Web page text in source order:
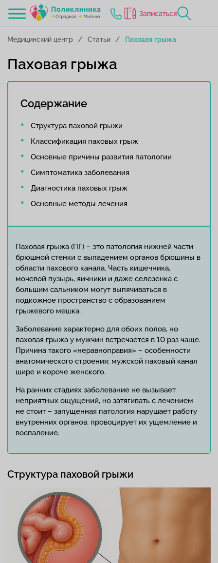
Записаться
Медицинский центр Статьи Паховая грыжа
Паховая грыжа
Содержание
Структура паховой грыжи
Классификация паховых грыж
Основные причины развития патологии
Симптоматика заболевания
Диагностика паховых грыж
Основные методы лечения
Паховая грыжа (ПГ) – это патология нижней части
брюшной стенки с выпадением органов брюшины в
области пахового канала. Часть кишечника,
мочевой пузырь, яичники и даже селезенка с
большим сальником могут выпячиваться в
подкожное пространство с образованием
грыжевого мешка.
Заболевание характерно для обоих полов, но
паховая грыжа у мужчин встречается в 10 раз чаще.
Причина такого «неравноправия» – особенности
анатомического строения: мужской паховый канал
шире и короче женского.
На ранних стадиях заболевание не вызывает
неприятных ощущений, но затягивать с лечением
не стоит – запущенная патология нарушает работу
внутренних органов, провоцирует их ущемление и
воспаление.
Структура паховой грыжи